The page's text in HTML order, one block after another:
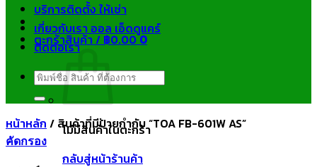
ตะกร้าสินค้า /฿0.000
ไม่มีสินค้าในตะกร้า
กลับสู่หน้าร้านค้า
บริการติดตั้ง ให้เช่า
เกี่ยวกับเรา ออล เอ็ดดูแคร์
ติดต่อเรา
ค้นหา:
หน้าหลัก / สินค้าที่มีป้ายกำกับ “TOA FB-601W AS”
คัดกรอง